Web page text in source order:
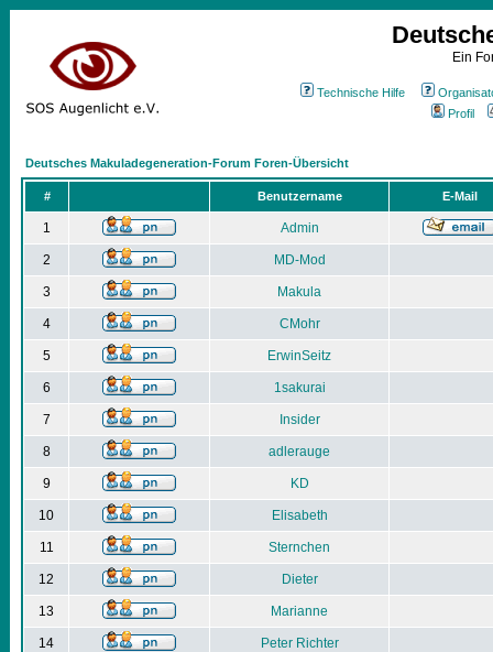
Ein
Technische Hilfe
Profil
Deutsches Makuladegeneration-Forum Foren-Übersicht
# Benutzername E-Mail
1 Admin
2 MD-Mod
3 Makula
4 CMohr
5 ErwinSeitz
6 1sakurai
7 Insider
8 adlerauge
9 KD
10 Elisabeth
11 Sternchen
12 Dieter
13 Marianne
14 Peter Richter